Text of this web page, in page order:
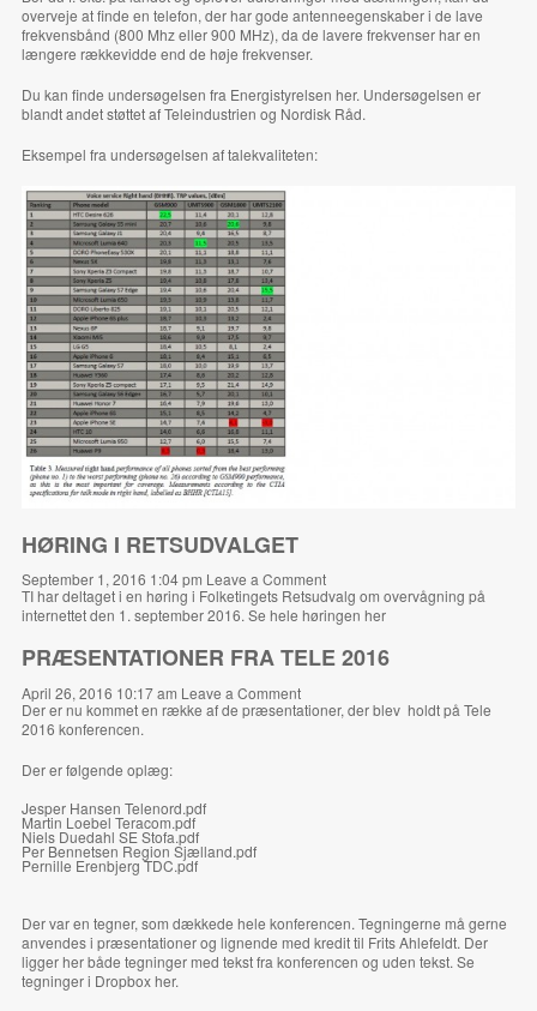
overveje at finde en telefon, der har gode antenneegenskaber i de lave
frekvensbånd (800 Mhz eller 900 MHz), da de lavere frekvenser har en
længere rækkevidde end de høje frekvenser.
Du kan finde undersøgelsen fra Energistyrelsen her. Undersøgelsen er
blandt andet støttet af Teleindustrien og Nordisk Råd.
Eksempel fra undersøgelsen af talekvaliteten:
HØRING I RETSUDVALGET
September 1, 2016 1:04 pm Leave a Comment
TI har deltaget i en høring i Folketingets Retsudvalg om overvågning på
internettet den 1. september 2016. Se hele høringen her
PRÆSENTATIONER FRA TELE 2016
April 26, 2016 10:17 am Leave a Comment
Der er nu kommet en række af de præsentationer, der blev holdt på Tele
2016 konferencen.
Der er følgende oplæg:
Jesper Hansen Telenord.pdf
Martin Loebel Teracom.pdf
Niels Duedahl SE Stofa.pdf
Per Bennetsen Region Sjælland.pdf
Pernille Erenbjerg TDC.pdf
Der var en tegner, som dækkede hele konferencen. Tegningerne må gerne
anvendes i præsentationer og lignende med kredit til Frits Ahlefeldt. Der
ligger her både tegninger med tekst fra konferencen og uden tekst. Se
tegninger i Dropboxher.